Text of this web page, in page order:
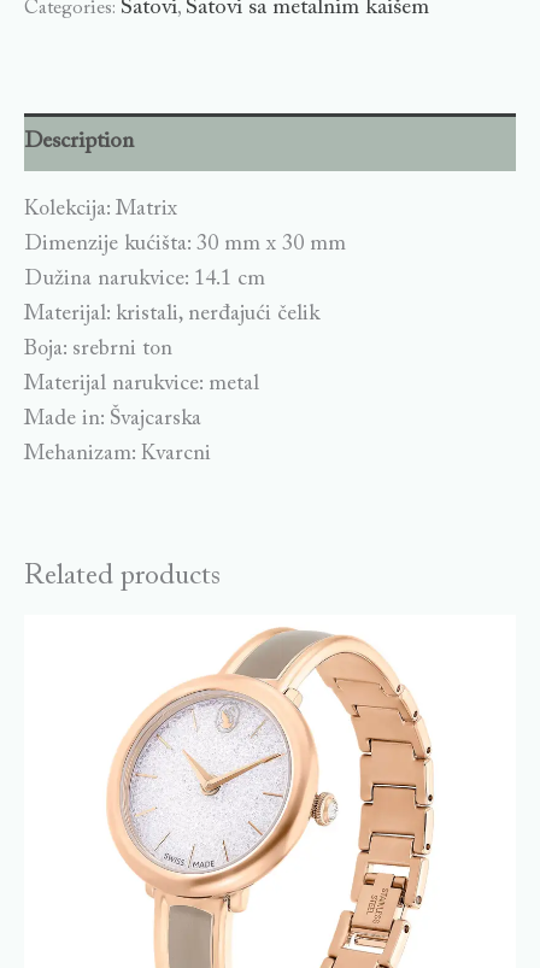
Categories: Satovi, Satovi sa metalnim kaišem
Description
Kolekcija: Matrix
Dimenzije kućišta: 30 mm x 30 mm
Dužina narukvice: 14.1 cm
Materijal: kristali, nerđajući čelik
Boja: srebrni ton
Materijal narukvice: metal
Made in: Švajcarska
Mehanizam: Kvarcni
Related products